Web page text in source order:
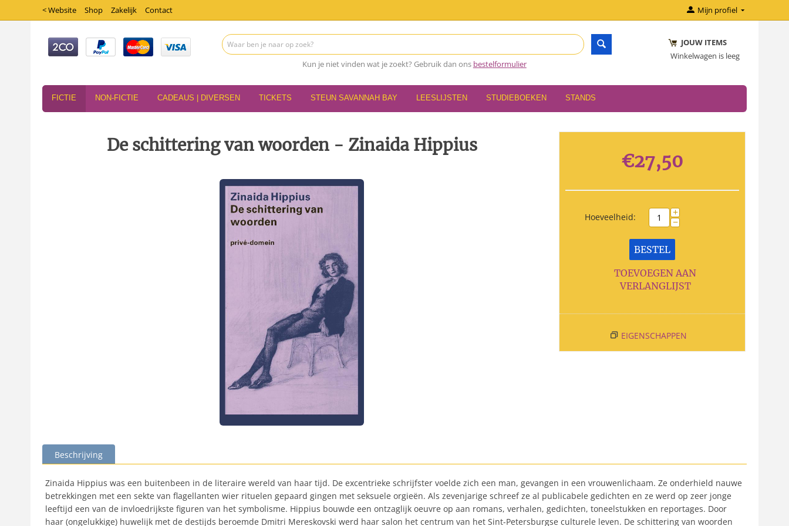
< Website Shop Zakelijk Contact Mijn profiel
Kun je niet vinden wat je zoekt? Gebruik dan ons bestelformulier
JOUW ITEMS
Winkelwagen is leeg
FICTIE NON-FICTIE CADEAUS | DIVERSEN TICKETS STEUN SAVANNAH BAY LEESLIJSTEN STUDIEBOEKEN STANDS
De schittering van woorden - Zinaida Hippius
€27,50
Hoeveelheid: +
−
BESTEL
TOEVOEGEN AAN
VERLANGLIJST
EIGENSCHAPPEN
Beschrijving
Zinaida Hippius was een buitenbeen in de literaire wereld van haar tijd. De excentrieke schrijfster voelde zich een man, gevangen in een vrouwenlichaam. Ze onderhield nauwe
betrekkingen met een sekte van flagellanten wier rituelen gepaard gingen met seksuele orgieën. Als zevenjarige schreef ze al publicabele gedichten en ze werd op zeer jonge
leeftijd een van de invloedrijkste figuren van het symbolisme. Hippius bouwde een ontzaglijk oeuvre op aan romans, verhalen, gedichten, toneelstukken en reportages. Door
haar (ongelukkige) huwelijk met de destijds beroemde Dmitri Mereskovski werd haar salon het centrum van het Sint-Petersburgse culturele leven. De schittering van woorden